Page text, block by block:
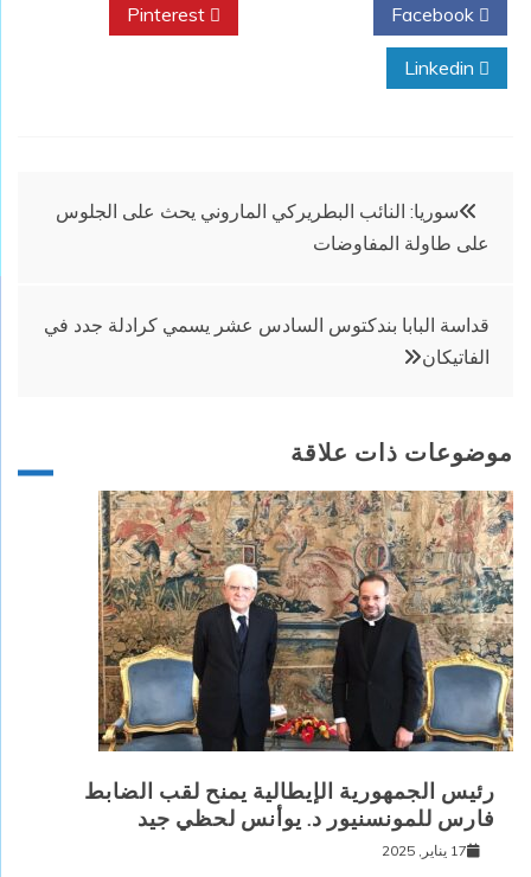
تصفّح
المقالات
سوريا: النائب البطريركي الماروني يحث على الجلوس
على طاولة المفاوضات
قداسة البابا بندكتوس السادس عشر يسمي كرادلة جدد في
الفاتيكان
موضوعات ذات علاقة
رئيس الجمهورية الإيطالية يمنح لقب الضابط
فارس للمونسنيور د. يوأنس لحظي جيد
17 يناير, 2025